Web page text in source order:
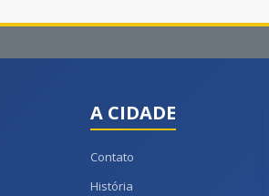
A CIDADE
Contato
História